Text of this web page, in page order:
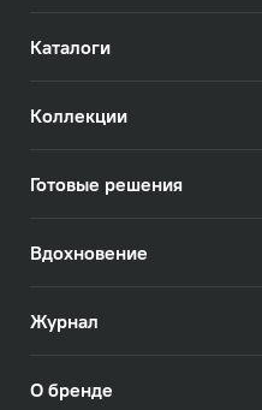
Каталоги
Коллекции
Готовые решения
Вдохновение
Журнал
О бренде